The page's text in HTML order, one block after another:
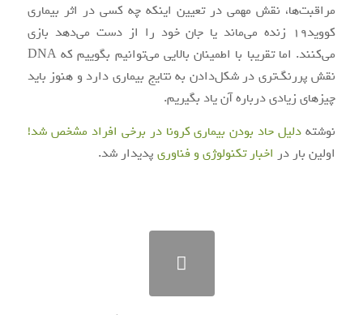
مراقبت‌ها، نقش مهمی در تعیین اینکه چه کسی در اثر بیماری
کووید۱۹ زنده می‌ماند یا جان خود را از دست می‌دهد بازی
می‌کنند. اما تقریبا با اطمینان بالایی می‌توانیم بگوییم که DNA
نقش پررنگ‌تری در شکل‌دادن به نتایج بیماری دارد و هنوز باید
چیزهای زیادی درباره آن یاد بگیریم.
نوشته دلیل حاد بودن بیماری کرونا در برخی‌ افراد مشخص شد!
اولین بار در اخبار تکنولوژی و فناوریپدیدار شد.